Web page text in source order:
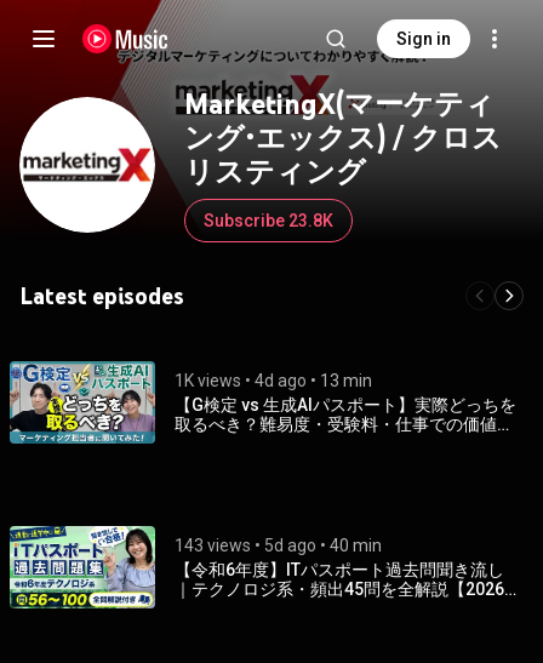
Sign in
MarketingX(マーケティ
ング・エックス) / クロス
リスティング
Subscribe 23.8K
Latest episodes
1K views • 4d ago • 13 min
【G検定 vs 生成AIパスポート】実際どっちを
取るべき？難易度・受験料・仕事での価値を
143 views • 5d ago • 40 min
【令和6年度】ITパスポート過去問聞き流し
｜テクノロジ系・頻出45問を全解説【2026